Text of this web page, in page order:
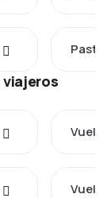
Pasto
viajeros